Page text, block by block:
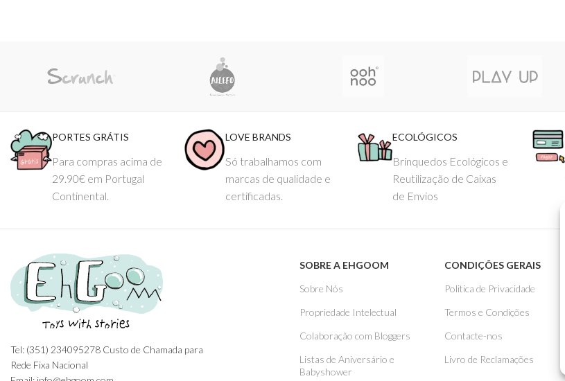
PORTES GRÁTIS
Para compras acima de
29.90€ em Portugal
Continental.
LOVE BRANDS
Só trabalhamos com
marcas de qualidade e
certificadas.
ECOLÓGICOS
Brinquedos Ecológicos e
Reutilização de Caixas
de Envios
Tel: (351) 234095278 Custo de Chamada para
Rede Fixa Nacional
SOBRE A EHGOOM
Sobre Nós
Propriedade Intelectual
Colaboração com Bloggers
Listas de Aniversário e
Babyshower
CONDIÇÕES GERAIS
Politica de Privacidade
Termos e Condições
Contacte-nos
Livro de Reclamações